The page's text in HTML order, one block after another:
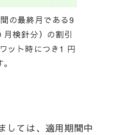
の最終月である9
検針分）の割引
ット時につき1 円
しては、適用期間中